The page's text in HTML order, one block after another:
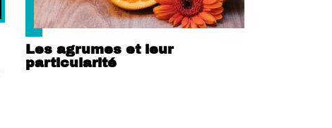
Les agrumes et leur
particularité